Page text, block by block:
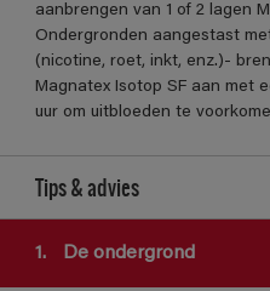
aanbrengen van 1 of 2 lagen
Ondergronden aangestast
(nicotine, roet, inkt, enz.)-
Magnatex Isotop SF aan met
uur om uitbloeden te
Tips & advies
1. De ondergrond